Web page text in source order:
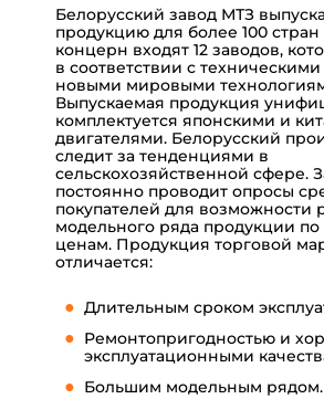
Белорусский завод МТЗ
продукцию для более 100
концерн входят 12 заводов,
в соответствии с
новыми мировыми
Выпускаемая продукция
комплектуется японскими и
двигателями. Белорусский
следит за тенденциями в
сельскохозяйственной сфере.
постоянно проводит опросы
покупателей для возможности
модельного ряда продукции
ценам. Продукция торговой
отличается:
Длительным сроком
Ремонтопригодностью и
эксплуатационными
Большим модельным рядом.